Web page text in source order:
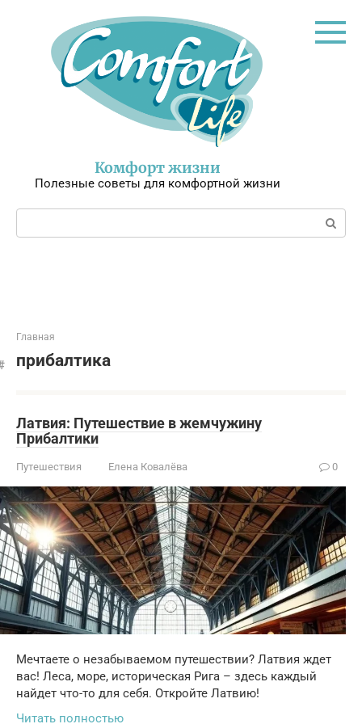
Комфорт жизни
Полезные советы для комфортной жизни
Поиск:
Главная
прибалтика
Латвия: Путешествие в жемчужину
Прибалтики
Путешествия Елена Ковалёва 0
Мечтаете о незабываемом путешествии? Латвия ждет
вас! Леса, море, историческая Рига – здесь каждый
найдет что-то для себя. Откройте Латвию!
Читать полностью